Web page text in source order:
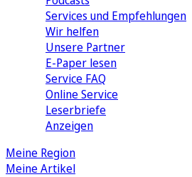
Services und Empfehlungen
Wir helfen
Unsere Partner
E-Paper lesen
Service FAQ
Online Service
Leserbriefe
Anzeigen
Meine Region
Meine Artikel